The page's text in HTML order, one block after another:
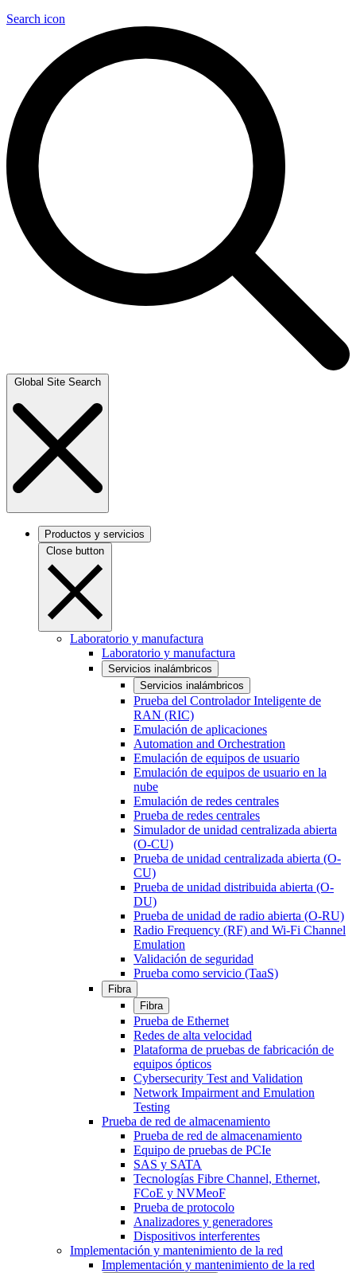
Search icon
Global Site Search
Productos y servicios
Close button
Laboratorio y manufactura
Laboratorio y manufactura
Servicios inalámbricos
Servicios inalámbricos
Prueba del Controlador Inteligente de
RAN (RIC)
Emulación de aplicaciones
Automation and Orchestration
Emulación de equipos de usuario
Emulación de equipos de usuario en la
nube
Emulación de redes centrales
Prueba de redes centrales
Simulador de unidad centralizada abierta
(O-CU)
Prueba de unidad centralizada abierta (O-
CU)
Prueba de unidad distribuida abierta (O-
DU)
Prueba de unidad de radio abierta (O-RU)
Radio Frequency (RF) and Wi-Fi Channel
Emulation
Validación de seguridad
Prueba como servicio (TaaS)
Fibra
Fibra
Prueba de Ethernet
Redes de alta velocidad
Plataforma de pruebas de fabricación de
equipos ópticos
Cybersecurity Test and Validation
Network Impairment and Emulation
Testing
Prueba de red de almacenamiento
Prueba de red de almacenamiento
Equipo de pruebas de PCIe
SAS y SATA
Tecnologías Fibre Channel, Ethernet,
FCoE y NVMeoF
Prueba de protocolo
Analizadores y generadores
Dispositivos interferentes
Implementación y mantenimiento de la red
Implementación y mantenimiento de la red